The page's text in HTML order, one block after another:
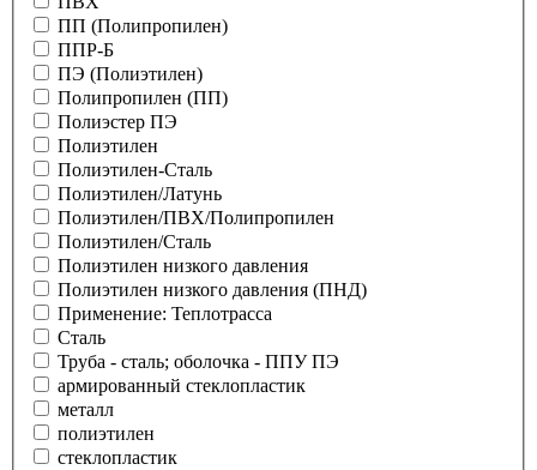
ПП (Полипропилен)
ППР-Б
ПЭ (Полиэтилен)
Полипропилен (ПП)
Полиэстер ПЭ
Полиэтилен
Полиэтилен-Сталь
Полиэтилен/Латунь
Полиэтилен/ПВХ/Полипропилен
Полиэтилен/Сталь
Полиэтилен низкого давления
Полиэтилен низкого давления (ПНД)
Применение: Теплотрасса
Сталь
Труба - сталь; оболочка - ППУ ПЭ
армированный стеклопластик
металл
полиэтилен
стеклопластик